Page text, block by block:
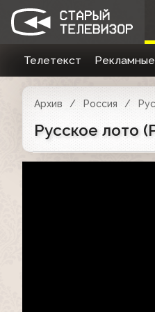
Телетекст
Архив Россия
Русское лото